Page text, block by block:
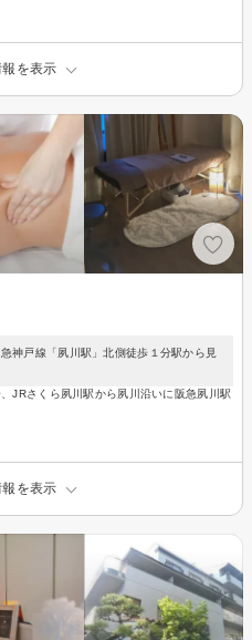
を表示
神戸線「夙川駅」北側徒歩１分駅から見
JRさくら夙川駅から夙川沿いに阪急夙川駅
を表示